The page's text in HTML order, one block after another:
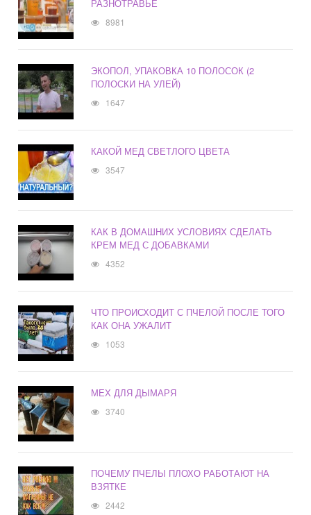
РАЗНОТРАВЬЕ
8981
ЭКОПОЛ, УПАКОВКА 10 ПОЛОСОК (2
ПОЛОСКИ НА УЛЕЙ)
1647
КАКОЙ МЕД СВЕТЛОГО ЦВЕТА
3547
КАК В ДОМАШНИХ УСЛОВИЯХ СДЕЛАТЬ
КРЕМ МЕД С ДОБАВКАМИ
4352
ЧТО ПРОИСХОДИТ С ПЧЕЛОЙ ПОСЛЕ ТОГО
КАК ОНА УЖАЛИТ
1053
МЕХ ДЛЯ ДЫМАРЯ
3740
ПОЧЕМУ ПЧЕЛЫ ПЛОХО РАБОТАЮТ НА
ВЗЯТКЕ
2442